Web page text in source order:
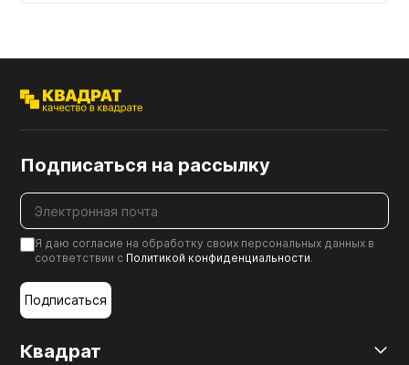
Квадрат
Подписаться на рассылку
Я даю согласие на обработку своих персональных данных в
соответствии с Политикой конфиденциальности.
Подписаться